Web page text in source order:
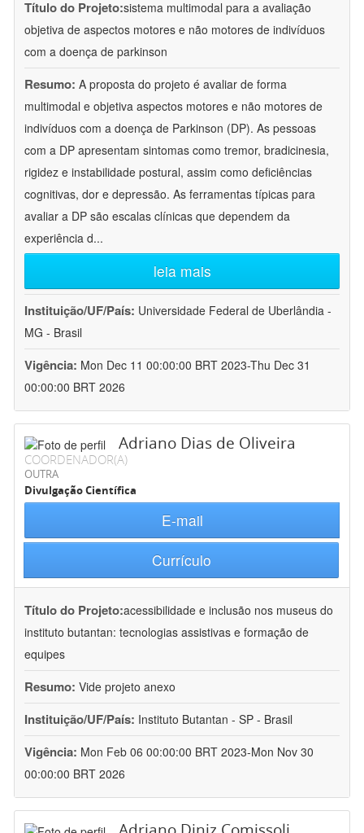
Título do Projeto:sistema multimodal para a avaliação
objetiva de aspectos motores e não motores de indivíduos
com a doença de parkinson
Resumo: A proposta do projeto é avaliar de forma
multimodal e objetiva aspectos motores e não motores de
indivíduos com a doença de Parkinson (DP). As pessoas
com a DP apresentam sintomas como tremor, bradicinesia,
rigidez e instabilidade postural, assim como deficiências
cognitivas, dor e depressão. As ferramentas típicas para
avaliar a DP são escalas clínicas que dependem da
experiência d...
leia mais
Instituição/UF/País: Universidade Federal de Uberlândia -
MG - Brasil
Vigência: Mon Dec 11 00:00:00 BRT 2023-Thu Dec 31
00:00:00 BRT 2026
Adriano Dias de Oliveira
COORDENADOR(A)
OUTRA
Divulgação Científica
E-mail
Currículo
Título do Projeto:acessibilidade e inclusão nos museus do
instituto butantan: tecnologias assistivas e formação de
equipes
Resumo: Vide projeto anexo
Instituição/UF/País: Instituto Butantan - SP - Brasil
Vigência: Mon Feb 06 00:00:00 BRT 2023-Mon Nov 30
00:00:00 BRT 2026